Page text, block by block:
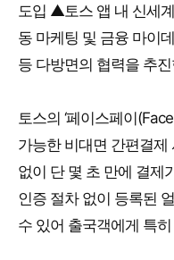
도입 ▲토스 앱 내 신세
동 마케팅 및 금융 마이
등 다방면의 협력을 추
토스의 ‘페이스페이
가능한 비대면 간편결
없이 단 몇 초 만에 결제
인증 절차 없이 등록된
수 있어 출국객에게 특